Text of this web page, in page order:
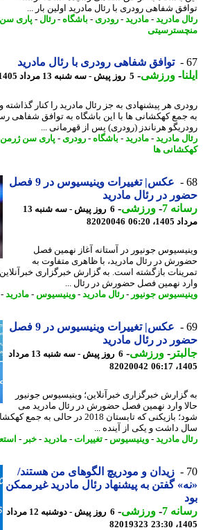
شفاهی رودری با رئال مادرید اولین بار ...
مادرید- مادرید- رودری- باشگاه-رئال -پاری سن
توافق شفاهی رودری با رئال مادرید
-ورزشی-5 روز پیش - سه شنبه 13 مرداد 1405، 19:12
هر پیشنهادی به جز رئال مادرید را کنار گذاشته و
کهکشانی ها با این باشگاه به توافق شفاهی رسیده
هرناندز (رودری) پس از قهرمانی ...
مادرید- مادرید- باشگاه-رودری- پاری سن ژرمن و
ها
عکس| تغییرات وینیسیوس در 9 فصل
در رئال مادرید
7
-ورزشی-
6 روز پیش - سه شنبه 13
06:20
82020046
جونیور در آستانه آغاز نهمین فصل
در رئال مادرید، با ظاهری متفاوت به
بازگشته است. به گزارش خبرگزاری خبرآنلاین؛
نهمین فصل حضورش در رئال ...
جونیور-رئال مادرید- وینیسیوس-مادرید-
عکس| تغییرات وینیسیوس در 9 فصل
در رئال مادرید
-ورزشی-
6 روز پیش - سه شنبه 13 مرداد
82020042
خبرگزاری خبرآنلاین؛ وینیسیوس جونیور
وارد نهمین فصل حضورش در رئال مادرید می
داشت و یکی از آینده ...
مادرید- وینیسیوس-تغییرات- مادرید- خبر-
زیدان و مودریچ الگوهای من هستند/
گفتن به پیشنهاد رئال مادرید غیرممکن
7
-ورزشی-
6 روز پیش - دوشنبه 12 مرداد
82019323